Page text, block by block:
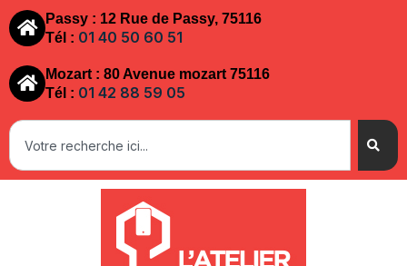
Passy : 12 Rue de Passy, 75116
Tél : 01 40 50 60 51
Mozart : 80 Avenue mozart 75116
Tél : 01 42 88 59 05